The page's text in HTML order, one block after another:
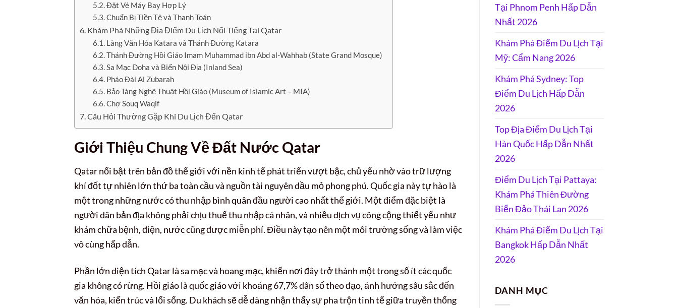
Đặt Vé Máy Bay Hợp Lý
Chuẩn Bị Tiền Tệ và Thanh Toán
Khám Phá Những Địa Điểm Du Lịch Nổi Tiếng Tại Qatar
Làng Văn Hóa Katara và Thánh Đường Katara
Thánh Đường Hồi Giáo Imam Muhammad ibn Abd al-Wahhab (State Grand Mosque)
Sa Mạc Doha và Biển Nội Địa (Inland Sea)
Pháo Đài Al Zubarah
Bảo Tàng Nghệ Thuật Hồi Giáo (Museum of Islamic Art – MIA)
Chợ Souq Waqif
Câu Hỏi Thường Gặp Khi Du Lịch Đến Qatar
Giới Thiệu Chung Về Đất Nước Qatar
Qatar nổi bật trên bản đồ thế giới với nền kinh tế phát triển vượt bậc, chủ yếu nhờ vào trữ lượng
khí đốt tự nhiên lớn thứ ba toàn cầu và nguồn tài nguyên dầu mỏ phong phú. Quốc gia này tự hào là
một trong những nước có thu nhập bình quân đầu người cao nhất thế giới. Một điểm đặc biệt là
người dân bản địa không phải chịu thuế thu nhập cá nhân, và nhiều dịch vụ công cộng thiết yếu như
khám chữa bệnh, điện, nước cũng được miễn phí. Điều này tạo nên một môi trường sống và làm việc
vô cùng hấp dẫn.
Phần lớn diện tích Qatar là sa mạc và hoang mạc, khiến nơi đây trở thành một trong số ít các quốc
gia không có rừng. Hồi giáo là quốc giáo với khoảng 67,7% dân số theo đạo, ảnh hưởng sâu sắc đến
văn hóa, kiến trúc và lối sống. Du khách sẽ dễ dàng nhận thấy sự pha trộn tinh tế giữa truyền thống
Tại Phnom Penh Hấp Dẫn
Nhất 2026
Khám Phá Điểm Du Lịch Tại
Mỹ: Cẩm Nang 2026
Khám Phá Sydney: Top
Điểm Du Lịch Hấp Dẫn
2026
Top Địa Điểm Du Lịch Tại
Hàn Quốc Hấp Dẫn Nhất
2026
Điểm Du Lịch Tại Pattaya:
Khám Phá Thiên Đường
Biển Đảo Thái Lan 2026
Khám Phá Điểm Du Lịch Tại
Bangkok Hấp Dẫn Nhất
2026
DANH MỤC